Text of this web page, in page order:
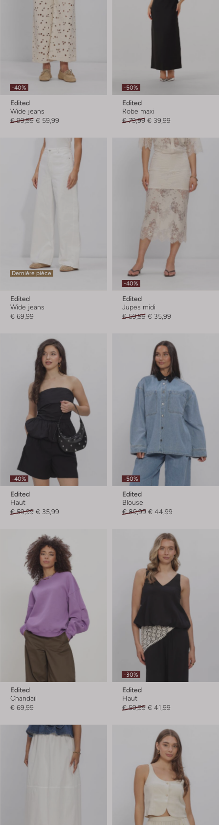
-40%
Edited
Wide jeans
€ 99,99 € 59,99
-50%
Edited
Robe maxi
€ 79,99 € 39,99
Dernière pièce
Edited
Wide jeans
€ 69,99
-40%
Edited
Jupes midi
€ 59,99 € 35,99
-40%
Edited
Haut
€ 59,99 € 35,99
-50%
Edited
Blouse
€ 89,99 € 44,99
Edited
Chandail
€ 69,99
-30%
Edited
Haut
€ 59,99 € 41,99